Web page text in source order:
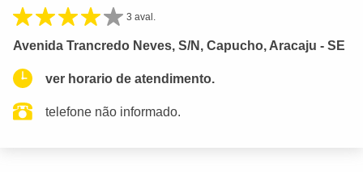
3 aval.
Avenida Trancredo Neves, S/N, Capucho, Aracaju - SE
ver horario de atendimento.
telefone não informado.